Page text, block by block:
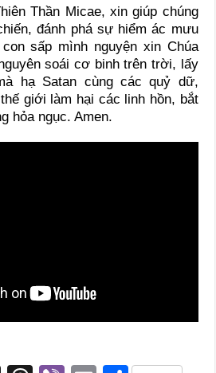
Thần Micae, xin giúp chúng
đánh phá sự hiểm ác mưu
sấp mình nguyện xin Chúa
soái cơ binh trên trời, lấy
hạ Satan cùng các quỷ dữ,
giới làm hại các linh hồn, bắt
hỏa ngục. Amen.